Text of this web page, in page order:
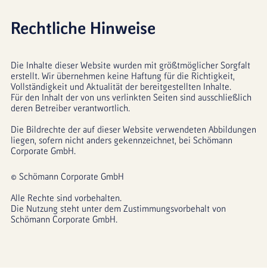
Rechtliche Hinweise
Die Inhalte dieser Website wurden mit größtmöglicher Sorgfalt
erstellt. Wir übernehmen keine Haftung für die Richtigkeit,
Vollständigkeit und Aktualität der bereitgestellten Inhalte.
Für den Inhalt der von uns verlinkten Seiten sind ausschließlich
deren Betreiber verantwortlich.
Die Bildrechte der auf dieser Website verwendeten Abbildungen
liegen, sofern nicht anders gekennzeichnet, bei Schömann
Corporate GmbH.
© Schömann Corporate GmbH
Alle Rechte sind vorbehalten.
Die Nutzung steht unter dem Zustimmungsvorbehalt von
Schömann Corporate GmbH.